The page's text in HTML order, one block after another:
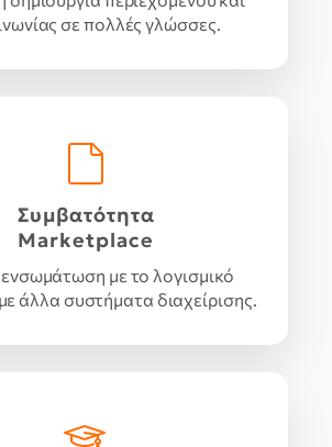
σε πολλές γλώσσες.
Συμβατότητα
Marketplace
με το λογισμικό
άλλα συστήματα διαχείρισης.